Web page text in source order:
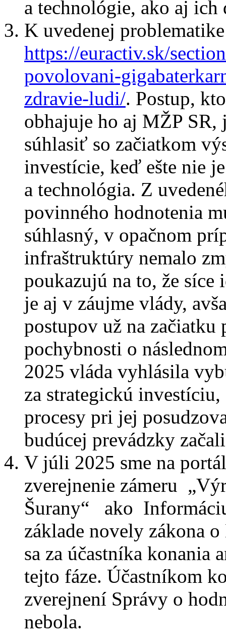
a technológie, ako aj
K uvedenej
https://euractiv.sk/
povolovani-
zdravie-ludi/. Postup,
obhajuje ho aj MŽP SR,
súhlasiť so začiatkom
investície, keď ešte nie
a technológia. Z
povinného hodnotenia
súhlasný, v opačnom
infraštruktúry nemalo
poukazujú na to, že
je aj v záujme vlády,
postupov už na začiatku
pochybnosti o
2025 vláda vyhlásila
za strategickú
procesy pri jej
budúcej prevádzky
V júli 2025 sme na
zverejnenie zámeru
Šurany“ ako
základe novely zákona
sa za účastníka
tejto fáze. Účastníkom
zverejnení Správy o
nebola.